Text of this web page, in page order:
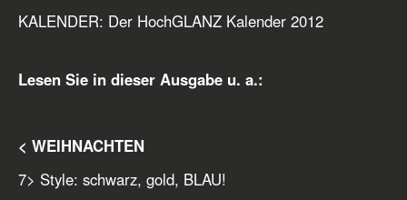
KALENDER: Der HochGLANZ Kalender 2012
Lesen Sie in dieser Ausgabe u. a.:
< WEIHNACHTEN
7> Style: schwarz, gold, BLAU!